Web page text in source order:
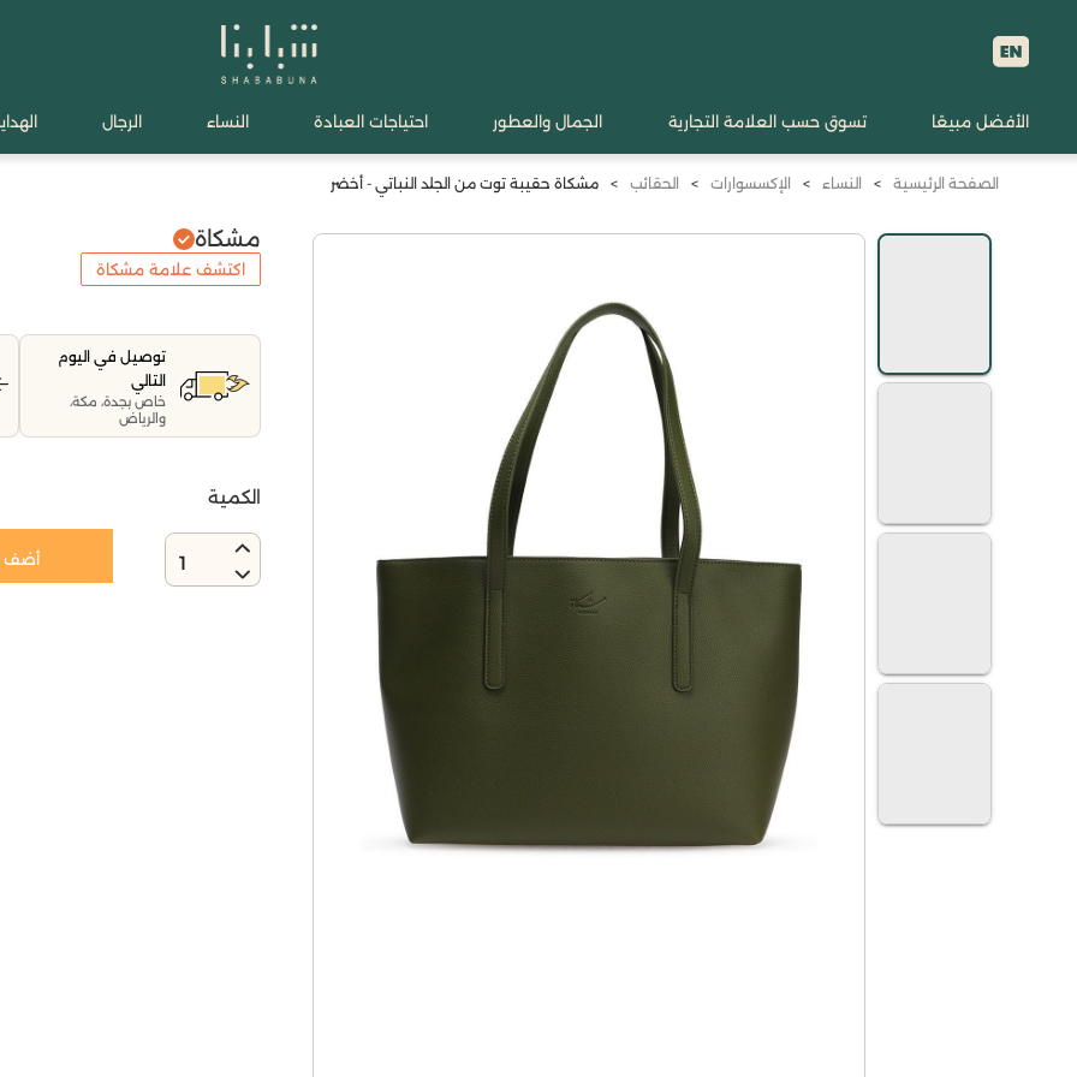
الأفضل مبيعًا تسوق حسب العلامة التجارية الجمال والعطور احتياجات العبادة النساء الرجال
الصفحة الرئيسية > النساء > الإكسسوارات > الحقائب > مشكاة حقيبة توت من الجلد النباتي - أخضر
مشكاة
اكتشف علامة مشكاة
توصيل في اليوم
التالي
خاص بجدة، مكة،
والرياض
الكمية
1 أضف